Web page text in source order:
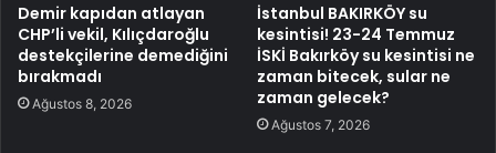
Demir kapıdan atlayan
CHP’li vekil, Kılıçdaroğlu
destekçilerine demediğini
bırakmadı
Ağustos 8, 2026
İstanbul BAKIRKÖY su
kesintisi! 23-24 Temmuz
İSKİ Bakırköy su kesintisi ne
zaman bitecek, sular ne
zaman gelecek?
Ağustos 7, 2026